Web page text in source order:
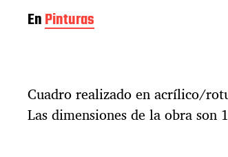
EnPinturas
Cuadro realizado en acrílico/
Las dimensiones de la obra son